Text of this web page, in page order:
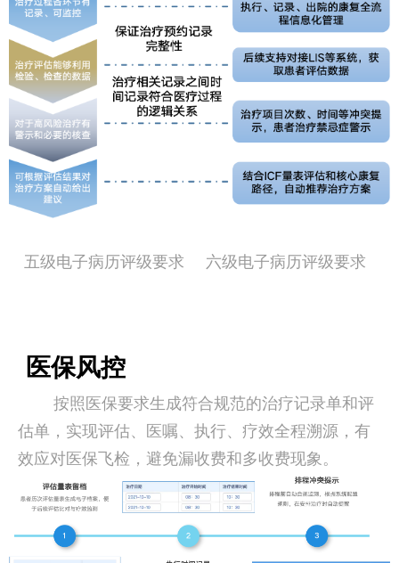
五级电子病历评级要求 六级电子病历评级要求
医保风控
按照医保要求生成符合规范的治疗记录单和评
估单，实现评估、医嘱、执行、疗效全程溯源，有
效应对医保飞检，避免漏收费和多收费现象。